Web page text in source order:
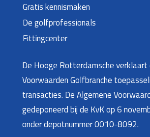
Gratis kennismaken
De golfprofessionals
Fittingcenter
De Hooge Rotterdamsche verklaart
Voorwaarden Golfbranche
transacties. De Algemene
gedeponeerd bij de KvK op 6
onder depotnummer 0010-8092.